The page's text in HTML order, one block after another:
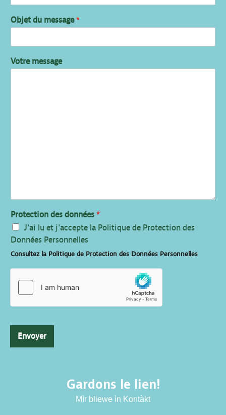
Objet du message*
Votre message
Protection des données *
J'ai lu et j'accepte la Politique de Protection des
Données Personnelles
Consultez la Politique de Protection des Données Personnelles
Envoyer
Gardons le lien!
Mìr bliewe ìn Kontàkt